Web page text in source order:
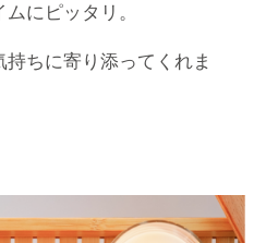
にピッタリ。
ちに寄り添ってくれま